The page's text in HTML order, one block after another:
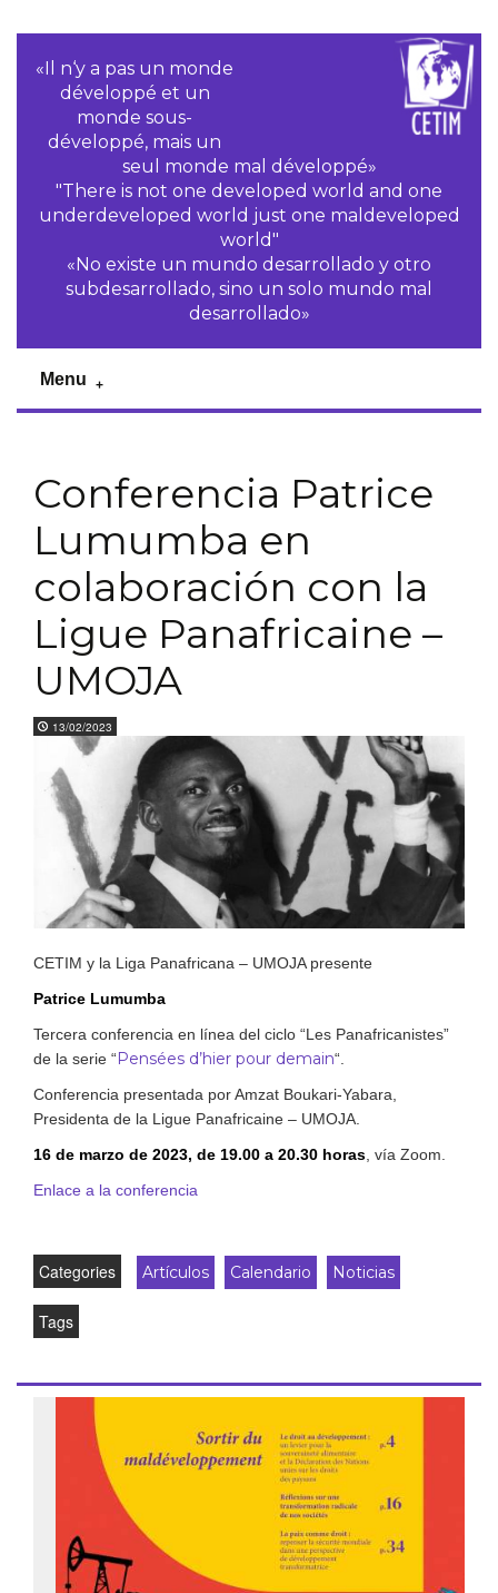
«Il n‘y a pas un monde
développé et un
monde sous-
développé, mais un
seul monde mal développé»
"There is not one developed world and one
underdeveloped world just one maldeveloped
world"
«No existe un mundo desarrollado y otro
subdesarrollado, sino un solo mundo mal
desarrollado»
Menu
Conferencia Patrice
Lumumba en
colaboración con la
Ligue Panafricaine –
UMOJA
13/02/2023
CETIM y la Liga Panafricana – UMOJA presente
Patrice Lumumba
Tercera conferencia en línea del ciclo “Les Panafricanistes”
de la serie “Pensées d’hier pour demain“.
Conferencia presentada por Amzat Boukari-Yabara,
Presidenta de la Ligue Panafricaine – UMOJA.
16 de marzo de 2023, de 19.00 a 20.30 horas , vía Zoom.
Enlace a la conferencia
Categories Artículos Calendario Noticias
Tags